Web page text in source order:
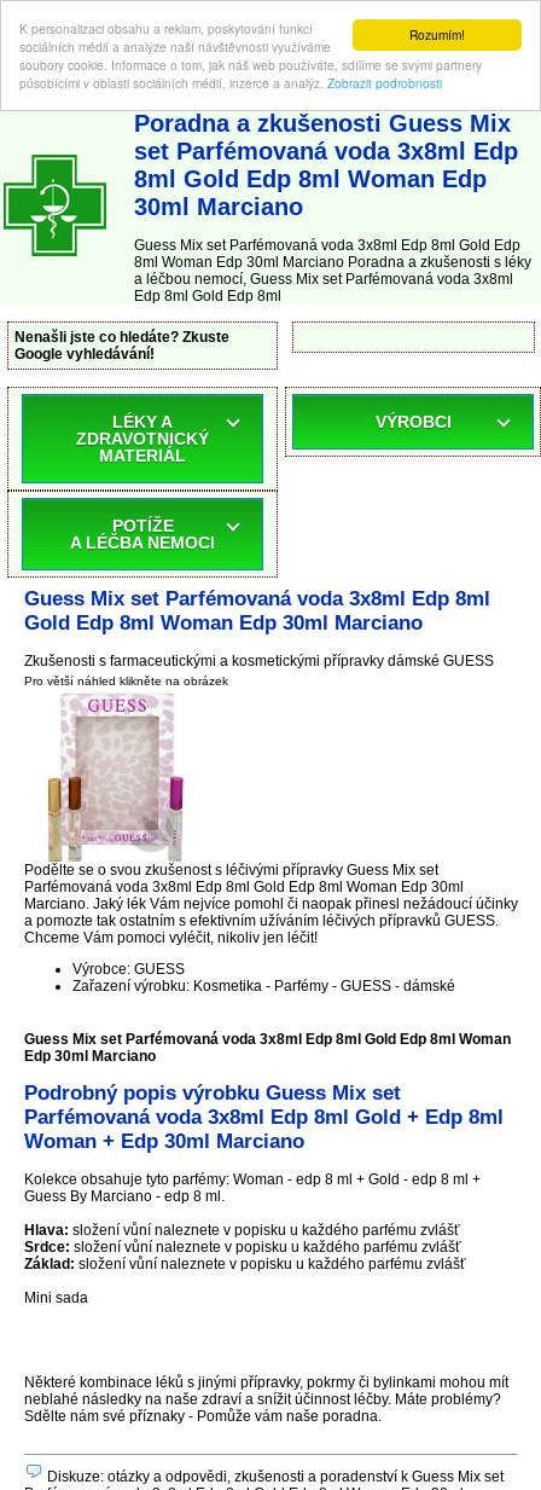
Rozumím!
K personalizaci obsahu a reklam, poskytování funkcí
sociálních médií a analýze naší návštěvnosti využíváme
soubory cookie. Informace o tom, jak náš web používáte, sdílíme se svými partnery
působícími v oblasti sociálních médií, inzerce a analýz. Zobrazit podrobnosti
ABC-LEKARNA.cz | Poradna a zkušenosti s léky a léčbou nemocí
Poradna a zkušenosti Guess Mix
set Parfémovaná voda 3x8ml Edp
8ml Gold Edp 8ml Woman Edp
30ml Marciano
Guess Mix set Parfémovaná voda 3x8ml Edp 8ml Gold Edp
8ml Woman Edp 30ml Marciano Poradna a zkušenosti s léky
a léčbou nemocí, Guess Mix set Parfémovaná voda 3x8ml
Edp 8ml Gold Edp 8ml
Nenašli jste co hledáte? Zkuste
Google vyhledávání!
LÉKY A
ZDRAVOTNICKÝ
MATERIÁL
POTÍŽE
A LÉČBA NEMOCI
VÝROBCI
Guess Mix set Parfémovaná voda 3x8ml Edp 8ml
Gold Edp 8ml Woman Edp 30ml Marciano
Zkušenosti s farmaceutickými a kosmetickými přípravky dámské GUESS
Pro větší náhled klikněte na obrázek
Podělte se o svou zkušenost s léčivými přípravky Guess Mix set
Parfémovaná voda 3x8ml Edp 8ml Gold Edp 8ml Woman Edp 30ml
Marciano. Jaký lék Vám nejvíce pomohl či naopak přinesl nežádoucí účinky
a pomozte tak ostatním s efektivním užíváním léčivých přípravků GUESS.
Chceme Vám pomoci vyléčit, nikoliv jen léčit!
Výrobce: GUESS
Zařazení výrobku: Kosmetika - Parfémy - GUESS - dámské
Guess Mix set Parfémovaná voda 3x8ml Edp 8ml Gold Edp 8ml Woman
Edp 30ml Marciano
Podrobný popis výrobku Guess Mix set
Parfémovaná voda 3x8ml Edp 8ml Gold + Edp 8ml
Woman + Edp 30ml Marciano
Kolekce obsahuje tyto parfémy: Woman - edp 8 ml + Gold - edp 8 ml +
Guess By Marciano - edp 8 ml.
Hlava: složení vůní naleznete v popisku u každého parfému zvlášť
Srdce: složení vůní naleznete v popisku u každého parfému zvlášť
Základ: složení vůní naleznete v popisku u každého parfému zvlášť
Mini sada
Některé kombinace léků s jinými přípravky, pokrmy či bylinkami mohou mít
neblahé následky na naše zdraví a snížit účinnost léčby. Máte problémy?
Sdělte nám své příznaky - Pomůže vám naše poradna.
Diskuze: otázky a odpovědi, zkušenosti a poradenství k Guess Mix set